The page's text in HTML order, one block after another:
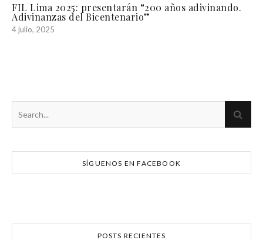
FIL Lima 2025: presentarán “200 años adivinando.
Adivinanzas del Bicentenario”
4 julio, 2025
SÍGUENOS EN FACEBOOK
POSTS RECIENTES